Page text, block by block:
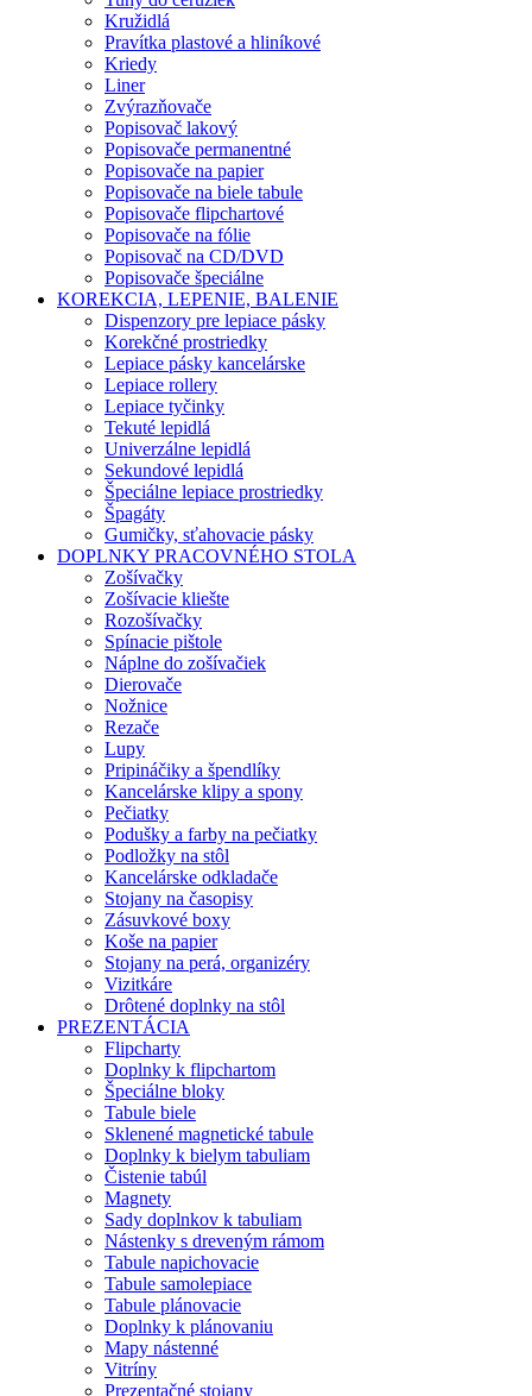
Kružidlá
Pravítka plastové a hliníkové
Kriedy
Liner
Zvýrazňovače
Popisovač lakový
Popisovače permanentné
Popisovače na papier
Popisovače na biele tabule
Popisovače flipchartové
Popisovače na fólie
Popisovač na CD/DVD
Popisovače špeciálne
KOREKCIA, LEPENIE, BALENIE
Dispenzory pre lepiace pásky
Korekčné prostriedky
Lepiace pásky kancelárske
Lepiace rollery
Lepiace tyčinky
Tekuté lepidlá
Univerzálne lepidlá
Sekundové lepidlá
Špeciálne lepiace prostriedky
Špagáty
Gumičky, sťahovacie pásky
DOPLNKY PRACOVNÉHO STOLA
Zošívačky
Zošívacie kliešte
Rozošívačky
Spínacie pištole
Náplne do zošívačiek
Dierovače
Nožnice
Rezače
Lupy
Pripináčiky a špendlíky
Kancelárske klipy a spony
Pečiatky
Podušky a farby na pečiatky
Podložky na stôl
Kancelárske odkladače
Stojany na časopisy
Zásuvkové boxy
Koše na papier
Stojany na perá, organizéry
Vizitkáre
Drôtené doplnky na stôl
PREZENTÁCIA
Flipcharty
Doplnky k flipchartom
Špeciálne bloky
Tabule biele
Sklenené magnetické tabule
Doplnky k bielym tabuliam
Čistenie tabúl
Magnety
Sady doplnkov k tabuliam
Nástenky s dreveným rámom
Tabule napichovacie
Tabule samolepiace
Tabule plánovacie
Doplnky k plánovaniu
Mapy nástenné
Vitríny
Prezentačné stojany